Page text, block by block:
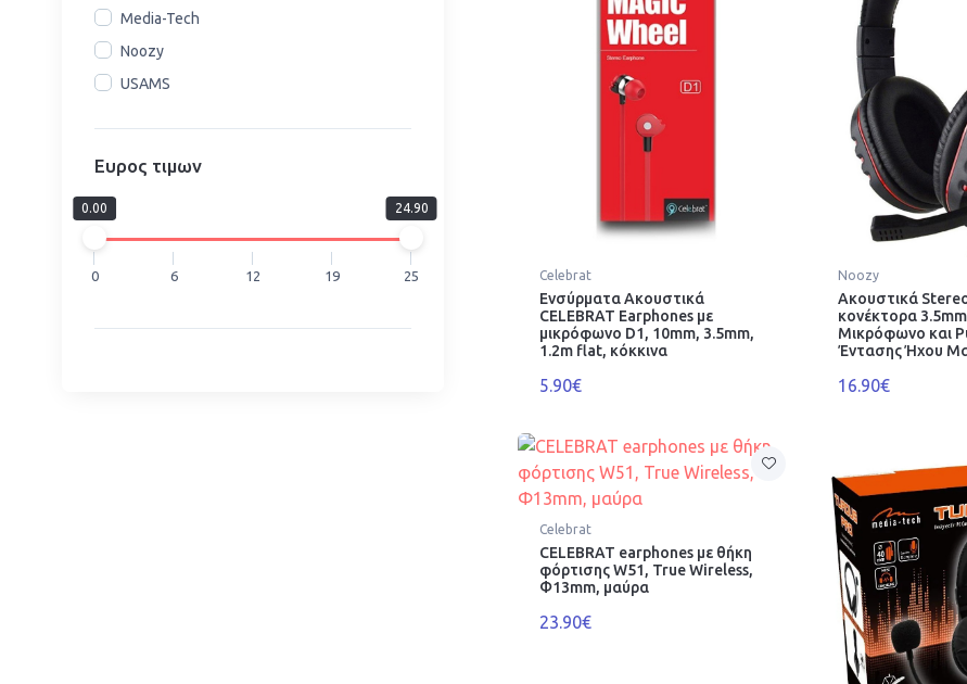
Media-Tech
Noozy
USAMS
Ευρος τιμων
0.00 24.90
0 6 12 19 25 Celebrat
Ενσύρματα Ακουστικά
CELEBRAT Earphones με
μικρόφωνο D1, 10mm, 3.5mm,
1.2m flat, κόκκινα
5.90€
Noozy
Ακουστικά
κονέκτορα
Μικρόφωνο και
Έντασης Ήχου
16.90€
Celebrat
CELEBRAT earphones με θήκη
φόρτισης W51, True Wireless,
Φ13mm, μαύρα
23.90€